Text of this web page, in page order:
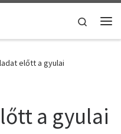
Search
előtt a gyulai
a gyulai